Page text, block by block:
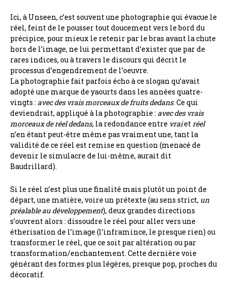
Ici, à Unseen, c’est souvent une photographie qui évacue le
réel, feint de le pousser tout doucement vers le bord du
précipice, pour mieux le retenir par le bras avant la chute
hors de l’image, ne lui permettant d’exister que par de
rares indices, ou à travers le discours qui décrit le
processus d’engendrement de l’oeuvre.
La photographie fait parfois écho à ce slogan qu’avait
adopté une marque de yaourts dans les années quatre-
vingts : avec des vrais morceaux de fruits dedans. Ce qui
deviendrait, appliqué à la photographie : avec des vrais
morceaux de réel dedans, la redondance entre vraietréel
n’en étant peut-être même pas vraiment une, tant la
validité de ce réel est remise en question (menacé de
devenir le simulacre de lui-même, aurait dit
Baudrillard).
Si le réel n’est plus une finalité mais plutôt un point de
départ, une matière, voire un prétexte (au sens strict, un
préalable au développement), deux grandes directions
s’ouvrent alors : dissoudre le réel pour aller vers une
étherisation de l’image (l’inframince, le presque rien) ou
transformer le réel, que ce soit par altération ou par
transformation/enchantement. Cette dernière voie
générant des formes plus légères, presque pop, proches du
décoratif.